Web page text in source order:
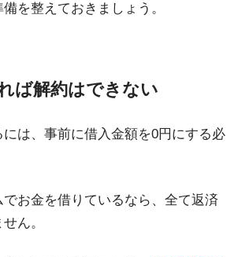
を整えておきましょう。
ば解約はできない
は、事前に借入金額を0円にする必
お金を借りているなら、全て返済
ん。